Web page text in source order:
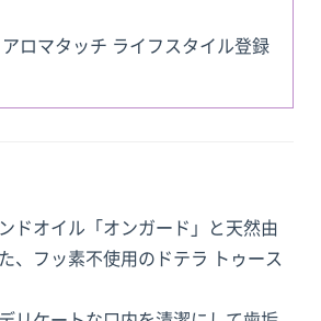
ロマタッチ ライフスタイル登録
ドオイル「オンガード」と天然由
、フッ素不使用のドテラ トゥース